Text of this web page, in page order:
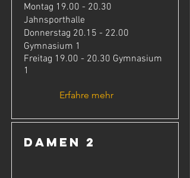
Montag 19.00 - 20.30
Jahnsporthalle
Donnerstag 20.15 - 22.00
Gymnasium 1
Freitag 19.00 - 20.30 Gymnasium
1
Erfahre mehr
Damen 2